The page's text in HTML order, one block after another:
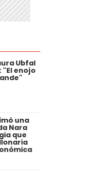
Ubfal
"El enojo
una
Nara
que